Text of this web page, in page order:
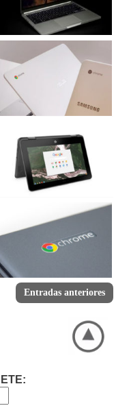
Entradas anteriores